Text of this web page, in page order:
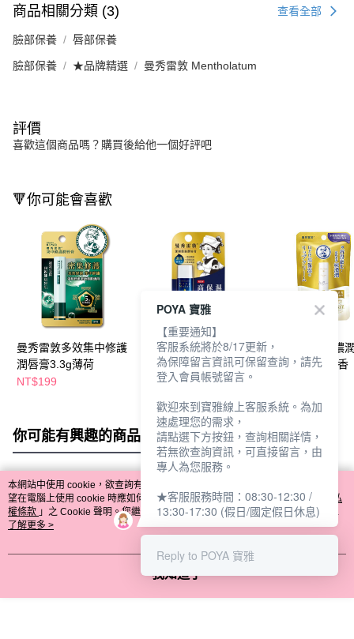
商品相關分類 (3) 查看全部
臉部保養 唇部保養
臉部保養 ★品牌精選 曼秀雷敦 Mentholatum
評價
喜歡這個商品嗎？購買後給他一個好評吧
🔻你可能會喜歡
曼秀雷敦多效集中修護
潤唇膏3.3g薄荷
NT$199
曼秀雷敦深層保濕潤唇
膏-無香料 4.5g
NT$159
曼秀雷敦頂級濃
潤唇膏3.3g-無香
你可能有興趣的商品 全站排行
熱門標籤
本網站中使用 cookie，欲查詢有關本網站使用 cookie 方式之詳情，及若您不希
望在電腦上使用 cookie 時應如何變更電腦的 cookie 設定，請參閱本網站「
隱私
權條款 」之 Cookie 聲明。您繼續使用本網站即表示您同意本公司得按本網站使
用條款之 Cookie 聲明使用 cookie。
了解更多 >
我知道了
POYA 寶雅
【重要通知】
客服系統將於8/17更新，
為保障留言資訊可保留查詢，請先
登入會員帳號留言。
歡迎來到寶雅線上客服系統。為加
速處理您的需求，
請點選下方按鈕，查詢相關詳情，
若無欲查詢資訊，可直接留言，由
專人為您服務。
★客服服務時間：08:30-12:30 /
13:30-17:30 (假日/國定假日休息)
Reply to POYA 寶雅